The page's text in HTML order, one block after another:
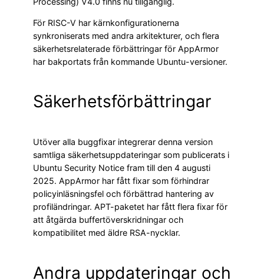
För RISC-V har kärnkonfigurationerna
synkroniserats med andra arkitekturer, och flera
säkerhetsrelaterade förbättringar för AppArmor
har bakportats från kommande Ubuntu-versioner.
Säkerhetsförbättringar
Utöver alla buggfixar integrerar denna version
samtliga säkerhetsuppdateringar som publicerats i
Ubuntu Security Notice fram till den 4 augusti
2025. AppArmor har fått fixar som förhindrar
policyinläsningsfel och förbättrad hantering av
profiländringar. APT-paketet har fått flera fixar för
att åtgärda buffertöverskridningar och
kompatibilitet med äldre RSA-nycklar.
Andra uppdateringar och